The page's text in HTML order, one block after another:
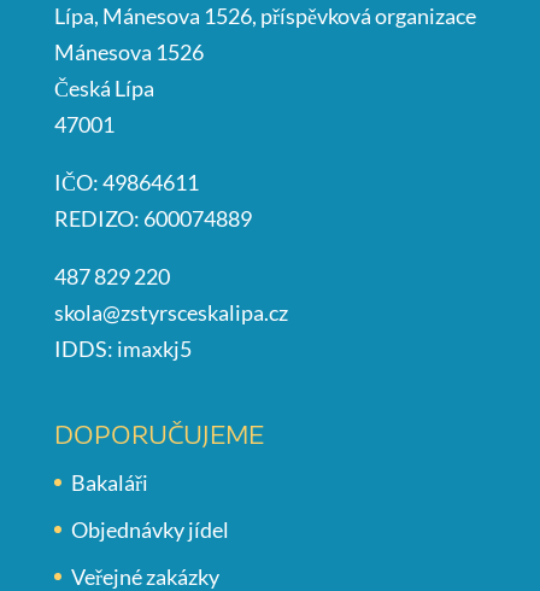
Lípa, Mánesova 1526, příspěvková organizace
Mánesova 1526
Česká Lípa
47001
IČO: 49864611
REDIZO: 600074889
487 829 220
skola@zstyrsceskalipa.cz
IDDS: imaxkj5
DOPORUČUJEME
Bakaláři
Objednávky jídel
Veřejné zakázky